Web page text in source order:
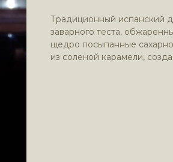
Традиционный испанский
заварного теста,
щедро посыпанные
из соленой карамели,